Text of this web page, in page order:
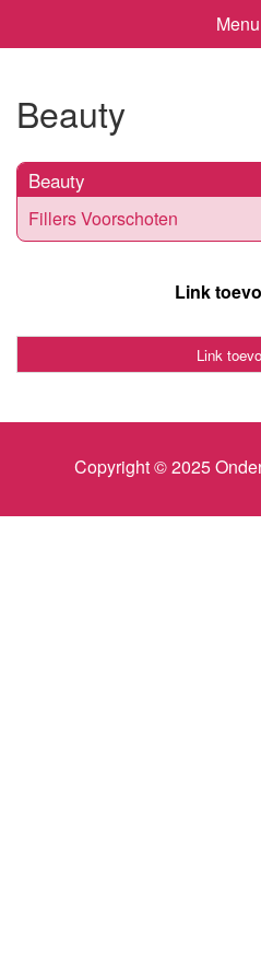
Beauty
Beauty
Fillers Voorschoten
Link
Link
Copyright © 2025